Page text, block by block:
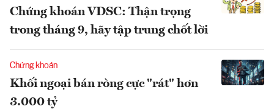
Chứng khoán VDSC: Thận trọng
trong tháng 9, hãy tập trung chốt lời
Chứng khoán
Khối ngoại bán ròng cực "rát" hơn
3.000 tỷ